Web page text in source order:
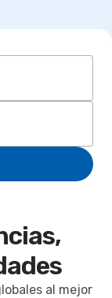
al mejor